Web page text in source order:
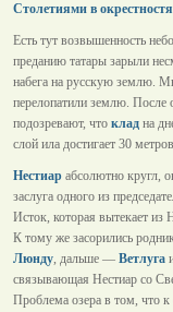
Столетиями в
Есть тут возвышенность
преданию татары зарыли
набега на русскую землю.
перелопатили землю. После
подозревают, что клад на
слой ила достигает 30
Нестиар абсолютно кругл,
заслуга одного из
Исток, которая вытекает из
К тому же засорились
Люнду, дальше — Ветлуга
связывающая Нестиар со
Проблема озера в том, что к